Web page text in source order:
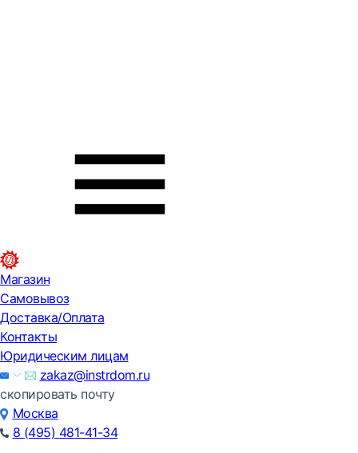
Магазин
Самовывоз
Доставка/Оплата
Контакты
Юридическим лицам
zakaz@instrdom.ru
скопировать почту
Москва
8 (495) 481-41-34